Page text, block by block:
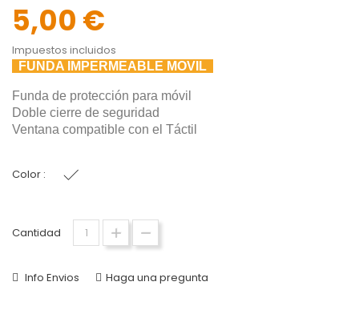
5,00 €
Impuestos incluidos
FUNDA IMPERMEABLE MOVIL
Funda de protección para móvil
Doble cierre de seguridad
Ventana compatible con el Táctil
Color :
Cantidad
Info Envios Haga una pregunta